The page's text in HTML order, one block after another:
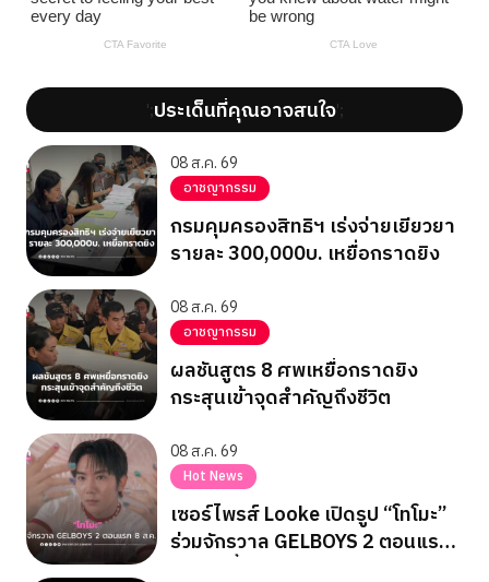
';ประเด็นที่คุณอาจสนใจ';
08 ส.ค. 69
อาชญากรรม
กรมคุมครองสิทธิฯ เร่งจ่ายเยียวยา
รายละ 300,000บ. เหยื่อกราดยิง
08 ส.ค. 69
อาชญากรรม
ผลชันสูตร 8 ศพเหยื่อกราดยิง
กระสุนเข้าจุดสำคัญถึงชีวิต
08 ส.ค. 69
Hot News
เซอร์ไพรส์ Looke เปิดรูป “โทโมะ”
ร่วมจักรวาล GELBOYS 2 ตอนแรก